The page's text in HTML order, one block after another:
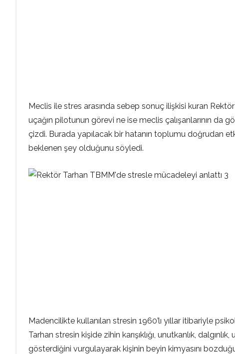
Meclis ile stres arasında sebep sonuç ilişkisi kuran
uçağın pilotunun görevi ne ise meclis çalışanlarının da
çizdi. Burada yapılacak bir hatanın toplumu doğrudan
beklenen şey olduğunu söyledi.
Madencilikte kullanılan stresin 1960’lı yıllar itibariyle
Tarhan stresin kişide zihin karışıklığı, unutkanlık,
gösterdiğini vurgulayarak kişinin beyin kimyasını